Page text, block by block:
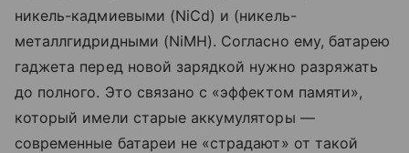
никель-кадмиевыми (NiCd) и (никель-
металлгидридными (NiMH). Согласно ему, батарею
гаджета перед новой зарядкой нужно разряжать
до полного. Это связано с «эффектом памяти»,
который имели старые аккумуляторы —
современные батареи не «страдают» от такой